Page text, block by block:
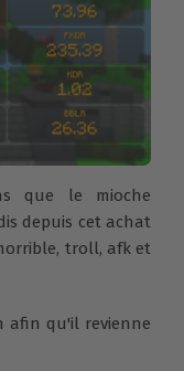
que le mioche
depuis cet achat
troll, afk et
afin qu'il revienne